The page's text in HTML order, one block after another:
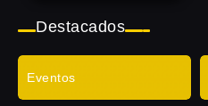
Destacados
Eventos